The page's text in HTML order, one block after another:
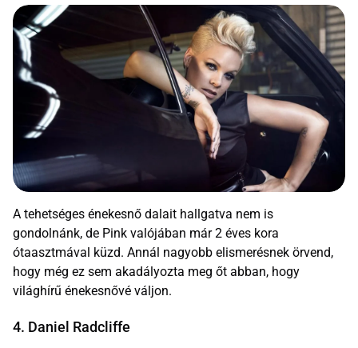
A tehetséges énekesnő dalait hallgatva nem is
gondolnánk, de Pink valójában már 2 éves kora
ótaasztmával küzd. Annál nagyobb elismerésnek örvend,
hogy még ez sem akadályozta meg őt abban, hogy
világhírű énekesnővé váljon.
4. Daniel Radcliffe